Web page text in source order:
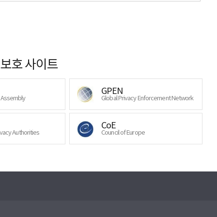
호 사이트
GPEN
Global Privacy Enforcement Network
Authorities
CoE
Council of Europe